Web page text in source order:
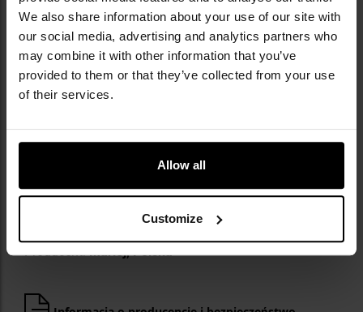
We also share information about your use of our site with
our social media, advertising and analytics partners who
may combine it with other information that you’ve
provided to them or that they’ve collected from your use
of their services.
Allow all
Customize
naturalne składniki
DANE TECHNICZNE
Ilość puszek w zestawie: 2 szt.
Producent:Marlej, Polska